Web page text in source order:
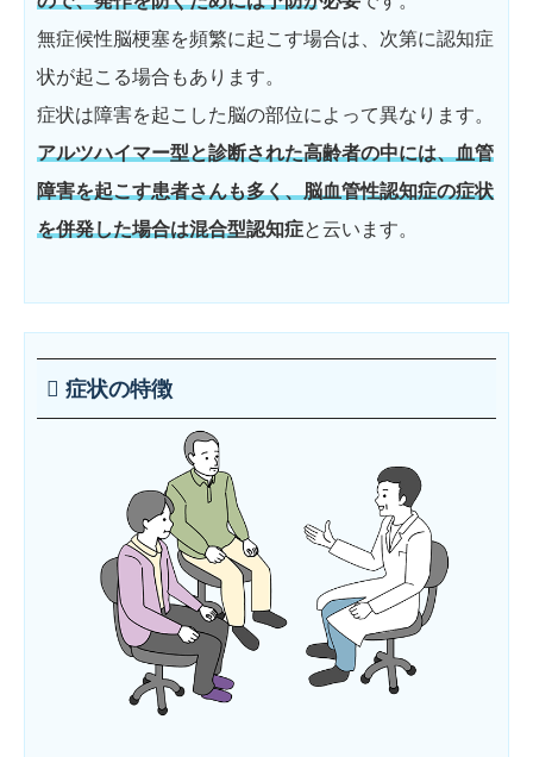
無症候性脳梗塞を頻繁に起こす場合は、次第に認知症
状が起こる場合もあります。
症状は障害を起こした脳の部位によって異なります。
アルツハイマー型と診断された高齢者の中には、血管
障害を起こす患者さんも多く、脳血管性認知症の症状
を併発した場合は混合型認知症と云います。
症状の特徴